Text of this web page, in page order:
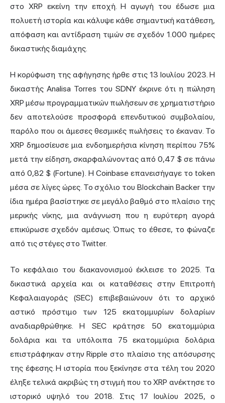
στο XRP εκείνη την εποχή. Η αγωγή του έδωσε μια
πολυετή ιστορία και κάλυψε κάθε σημαντική κατάθεση,
απόφαση και αντίδραση τιμών σε σχεδόν 1.000 ημέρες
δικαστικής διαμάχης.
Η κορύφωση της αφήγησης ήρθε στις 13 Ιουλίου 2023. Η
δικαστής Analisa Torres του SDNY έκρινε ότι η πώληση
XRP μέσω προγραμματικών πωλήσεων σε χρηματιστήριο
δεν αποτελούσε προσφορά επενδυτικού συμβολαίου,
παρόλο που οι άμεσες θεσμικές πωλήσεις το έκαναν. Το
XRP δημοσίευσε μια ενδοημερήσια κίνηση περίπου 75%
μετά την είδηση, σκαρφαλώνοντας από 0,47 $ σε πάνω
από 0,82 $ (Fortune). Η Coinbase επανεισήγαγε το token
μέσα σε λίγες ώρες. Το σχόλιο του Blockchain Backer την
ίδια ημέρα βασίστηκε σε μεγάλο βαθμό στο πλαίσιο της
μερικής νίκης, μια ανάγνωση που η ευρύτερη αγορά
επικύρωσε σχεδόν αμέσως. Όπως το έθεσε, το φώναζε
από τις στέγες στο Twitter.
Το κεφάλαιο του διακανονισμού έκλεισε το 2025. Τα
δικαστικά αρχεία και οι καταθέσεις στην Επιτροπή
Κεφαλαιαγοράς (SEC) επιβεβαιώνουν ότι το αρχικό
αστικό πρόστιμο των 125 εκατομμυρίων δολαρίων
αναδιαρθρώθηκε. Η SEC κράτησε 50 εκατομμύρια
δολάρια και τα υπόλοιπα 75 εκατομμύρια δολάρια
επιστράφηκαν στην Ripple στο πλαίσιο της απόσυρσης
της έφεσης. Η ιστορία που ξεκίνησε στα τέλη του 2020
έληξε τελικά ακριβώς τη στιγμή που το XRP ανέκτησε το
ιστορικό υψηλό του 2018. Στις 17 Ιουλίου 2025, ο